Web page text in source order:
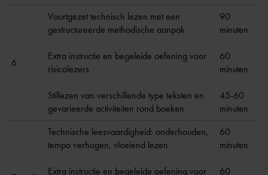
6
Voortgezet technisch lezen met een
gestructureerde methodische aanpak
Extra instructie en begeleide oefening voor
risicolezers
Stillezen van verschillende type teksten en
gevarieerde activiteiten rond boeken
90
minuten
60
minuten
45-60
minuten
Technische leesvaardigheid: onderhouden,
tempo verhogen, vloeiend lezen
Extra instructie en begeleide oefening voor
60
minuten
60